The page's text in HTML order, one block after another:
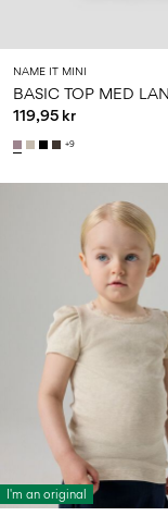
NAME IT MINI
119,95 kr
+9
I'm an original